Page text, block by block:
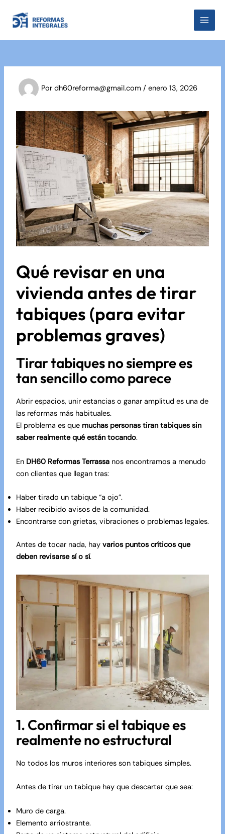
contenido
Por dh60reforma@gmail.com / enero 13, 2026
Qué revisar en una
vivienda antes de tirar
tabiques (para evitar
problemas graves)
Tirar tabiques no siempre es
tan sencillo como parece
Abrir espacios, unir estancias o ganar amplitud es una de
las reformas más habituales.
El problema es que muchas personas tiran tabiques sin
saber realmente qué están tocando.
En DH60 Reformas Terrassanos encontramos a menudo
con clientes que llegan tras:
Haber tirado un tabique “a ojo”.
Haber recibido avisos de la comunidad.
Encontrarse con grietas, vibraciones o problemas legales.
Antes de tocar nada, hay varios puntos críticos que
deben revisarse sí o sí.
1. Confirmar si el tabique es
realmente no estructural
No todos los muros interiores son tabiques simples.
Antes de tirar un tabique hay que descartar que sea:
Muro de carga.
Elemento arriostrante.